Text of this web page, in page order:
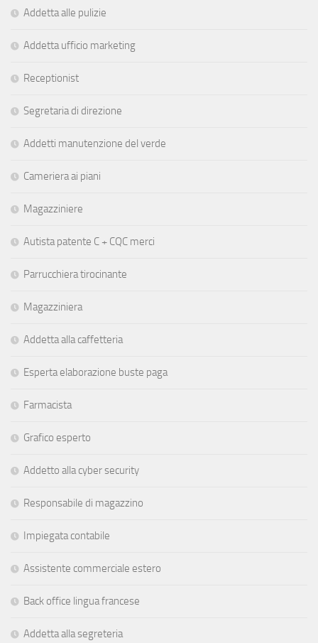
Addetta alle pulizie
Addetta ufficio marketing
Receptionist
Segretaria di direzione
Addetti manutenzione del verde
Cameriera ai piani
Magazziniere
Autista patente C + CQC merci
Parrucchiera tirocinante
Magazziniera
Addetta alla caffetteria
Esperta elaborazione buste paga
Farmacista
Grafico esperto
Addetto alla cyber security
Responsabile di magazzino
Impiegata contabile
Assistente commerciale estero
Back office lingua francese
Addetta alla segreteria